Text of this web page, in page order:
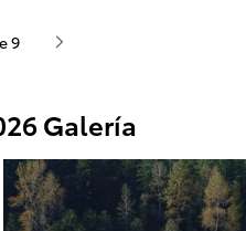
9
Galería